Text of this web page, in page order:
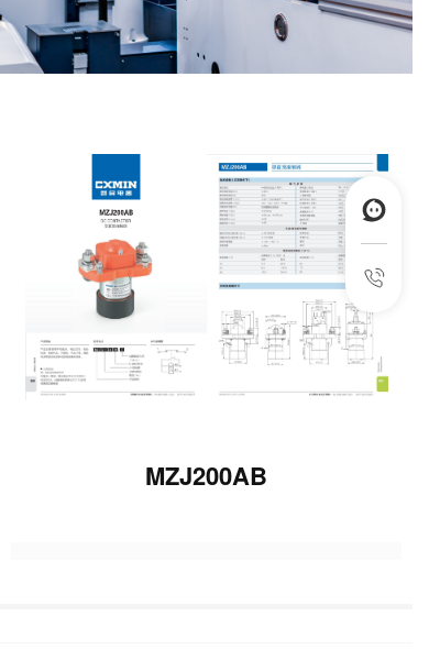
t
i
o
MZJ200AB